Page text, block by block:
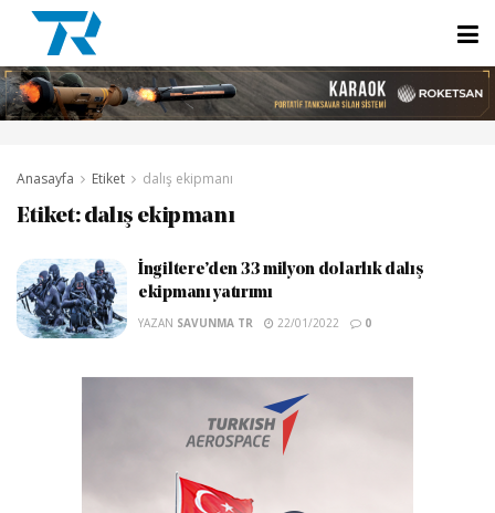
Anasayfa Etiket dalış ekipmanı
Etiket: dalış ekipmanı
İngiltere’den 33 milyon dolarlık dalış
ekipmanı yatırımı
YAZAN SAVUNMA TR 22/01/2022 0